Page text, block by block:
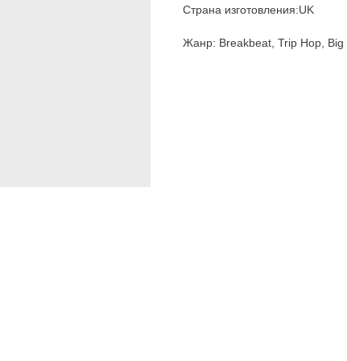
Страна изготовления:UK
Жанр: Breakbeat, Trip Hop, Big